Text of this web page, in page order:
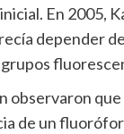
En 2005,
depender
observaron
de un